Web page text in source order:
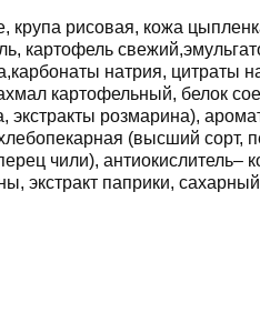
крупа рисовая, кожа
картофель
натрия, цитраты
картофельный, белок
розмарина),
(высший сорт,
чили), антиокислитель–
экстракт паприки,